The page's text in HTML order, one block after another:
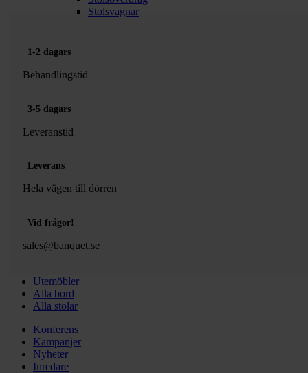
Stolsvagnar
1-2 dagars
Behandlingstid
3-5 dagars
Leveranstid
Leverans
Hela vägen till dörren
Vid frågor!
sales@banquet.se
Utemöbler
Alla bord
Alla stolar
Konferens
Kampanjer
Nyheter
Inredare